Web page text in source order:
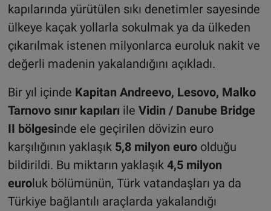
kapılarında yürütülen sıkı denetimler sayesinde
ülkeye kaçak yollarla sokulmak ya da ülkeden
çıkarılmak istenen milyonlarca euroluk nakit ve
değerli madenin yakalandığını açıkladı.
Bir yıl içinde Kapitan Andreevo, Lesovo, Malko
Tarnovo sınır kapıları ile Vidin / Danube Bridge
II bölgesinde ele geçirilen dövizin euro
karşılığının yaklaşık5,8 milyon euroolduğu
bildirildi. Bu miktarın yaklaşık 4,5 milyon
euroluk bölümünün, Türk vatandaşları ya da
Türkiye bağlantılı araçlarda yakalandığı